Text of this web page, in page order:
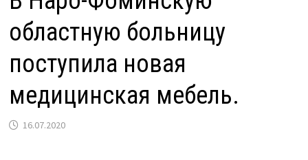
областную больницу
поступила новая
медицинская мебель.
16.07.2020